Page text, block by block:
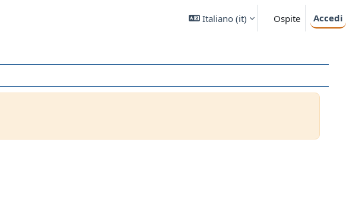
Italiano ‎(it)‎ Ospite Accedi